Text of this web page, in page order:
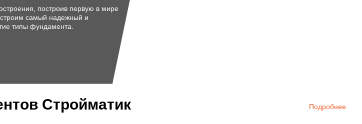
построив первую в мире
строим самый надежный и
типы фундамента.
Подробнее
Стройматик